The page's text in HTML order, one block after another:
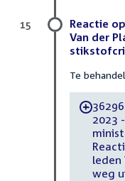
Reactie
Van der
Te
-
2023
leden
weg
15